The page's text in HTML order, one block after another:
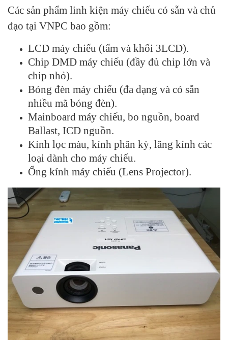
Các sản phẩm linh kiện máy chiếu có sẵn và chủ
đạo tại VNPC bao gồm:
LCD máy chiếu (tấm và khối 3LCD).
Chip DMD máy chiếu (đầy đủ chip lớn và
chip nhỏ).
Bóng đèn máy chiếu (đa dạng và có sẵn
nhiều mã bóng đèn).
Mainboard máy chiếu, bo nguồn, board
Ballast, ICD nguồn.
Kính lọc màu, kính phân kỳ, lăng kính các
loại dành cho máy chiếu.
Ống kính máy chiếu (Lens Projector).